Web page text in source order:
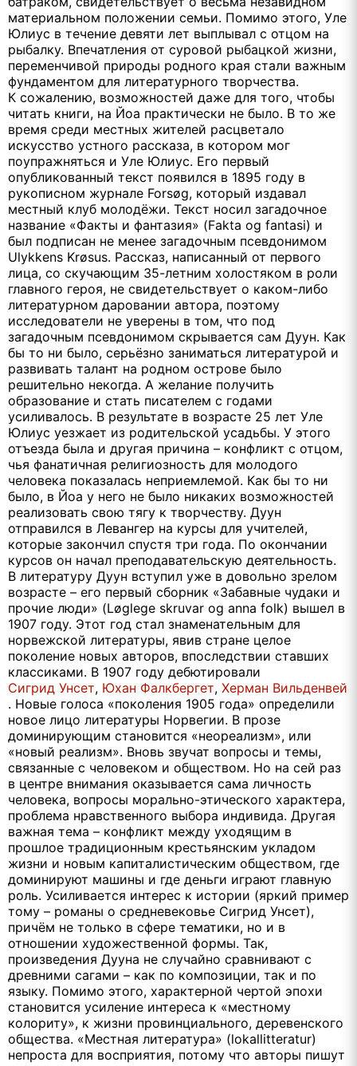
материальном положении семьи. Помимо этого, Уле
Юлиус в течение девяти лет выплывал с отцом на
рыбалку. Впечатления от суровой рыбацкой жизни,
переменчивой природы родного края стали важным
фундаментом для литературного творчества.
К сожалению, возможностей даже для того, чтобы
читать книги, на Йоа практически не было. В то же
время среди местных жителей расцветало
искусство устного рассказа, в котором мог
поупражняться и Уле Юлиус. Его первый
опубликованный текст появился в 1895 году в
рукописном журнале Forsøg, который издавал
местный клуб молодёжи. Текст носил загадочное
название «Факты и фантазия» (Fakta og fantasi) и
был подписан не менее загадочным псевдонимом
Ulykkens Krøsus. Рассказ, написанный от первого
лица, со скучающим 35-летним холостяком в роли
главного героя, не свидетельствует о каком-либо
литературном даровании автора, поэтому
исследователи не уверены в том, что под
загадочным псевдонимом скрывается сам Дуун. Как
бы то ни было, серьёзно заниматься литературой и
развивать талант на родном острове было
решительно некогда. А желание получить
образование и стать писателем с годами
усиливалось. В результате в возрасте 25 лет Уле
Юлиус уезжает из родительской усадьбы. У этого
отъезда была и другая причина – конфликт с отцом,
чья фанатичная религиозность для молодого
человека показалась неприемлемой. Как бы то ни
было, в Йоа у него не было никаких возможностей
реализовать свою тягу к творчеству. Дуун
отправился в Левангер на курсы для учителей,
которые закончил спустя три года. По окончании
курсов он начал преподавательскую деятельность.
В литературу Дуун вступил уже в довольно зрелом
возрасте – его первый сборник «Забавные чудаки и
прочие люди» (Løglege skruvar og anna folk) вышел в
1907 году. Этот год стал знаменательным для
норвежской литературы, явив стране целое
поколение новых авторов, впоследствии ставших
классиками. В 1907 году дебютировали
Сигрид Унсет, Юхан Фалкбергет, Херман Вильденвей
. Новые голоса «поколения 1905 года» определили
новое лицо литературы Норвегии. В прозе
доминирующим становится «неореализм», или
«новый реализм». Вновь звучат вопросы и темы,
связанные с человеком и обществом. Но на сей раз
в центре внимания оказывается сама личность
человека, вопросы морально-этического характера,
проблема нравственного выбора индивида. Другая
важная тема – конфликт между уходящим в
прошлое традиционным крестьянским укладом
жизни и новым капиталистическим обществом, где
доминируют машины и где деньги играют главную
роль. Усиливается интерес к истории (яркий пример
тому – романы о средневековье Сигрид Унсет),
причём не только в сфере тематики, но и в
отношении художественной формы. Так,
произведения Дууна не случайно сравнивают с
древними сагами – как по композиции, так и по
языку. Помимо этого, характерной чертой эпохи
становится усиление интереса к «местному
колориту», к жизни провинциального, деревенского
общества. «Местная литература» (lokallitteratur)
непроста для восприятия, потому что авторы пишут